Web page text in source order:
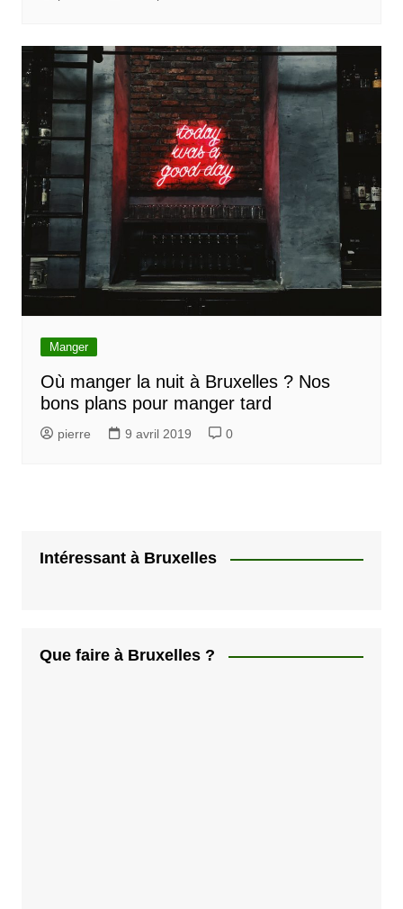
Manger
Où manger la nuit à Bruxelles ? Nos
bons plans pour manger tard
pierre 9 avril 2019 0
Intéressant à Bruxelles
Que faire à Bruxelles ?